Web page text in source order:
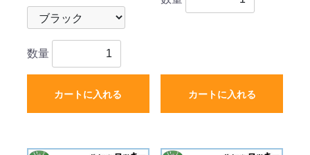
数量
カートに入れる カートに入れる